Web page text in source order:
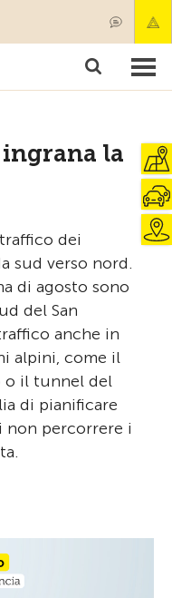
la
dei
sud verso nord.
di agosto sono
del San
anche in
alpini, come il
o il tunnel del
di pianificare
non percorrere i